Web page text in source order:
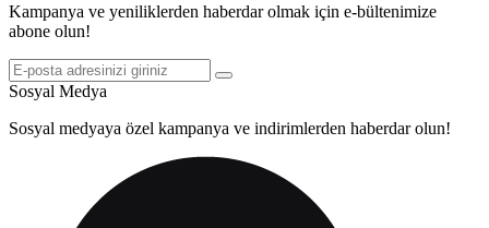
Kampanya ve yeniliklerden haberdar olmak için e-bültenimize
abone olun!
Sosyal Medya
Sosyal medyaya özel kampanya ve indirimlerden haberdar olun!